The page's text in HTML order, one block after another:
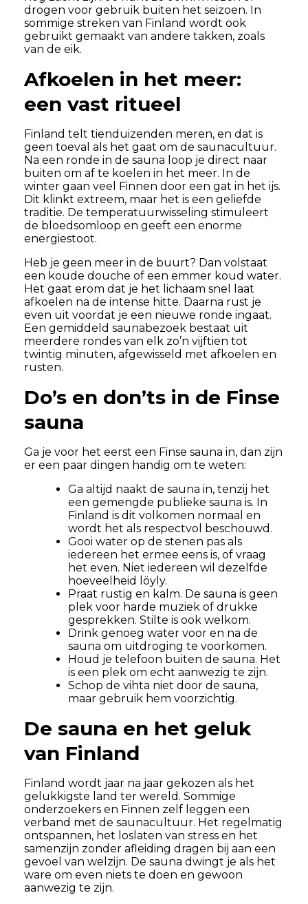
drogen voor gebruik buiten het seizoen. In
sommige streken van Finland wordt ook
gebruikt gemaakt van andere takken, zoals
van de eik.
Afkoelen in het meer:
een vast ritueel
Finland telt tienduizenden meren, en dat is
geen toeval als het gaat om de saunacultuur.
Na een ronde in de sauna loop je direct naar
buiten om af te koelen in het meer. In de
winter gaan veel Finnen door een gat in het ijs.
Dit klinkt extreem, maar het is een geliefde
traditie. De temperatuurwisseling stimuleert
de bloedsomloop en geeft een enorme
energiestoot.
Heb je geen meer in de buurt? Dan volstaat
een koude douche of een emmer koud water.
Het gaat erom dat je het lichaam snel laat
afkoelen na de intense hitte. Daarna rust je
even uit voordat je een nieuwe ronde ingaat.
Een gemiddeld saunabezoek bestaat uit
meerdere rondes van elk zo’n vijftien tot
twintig minuten, afgewisseld met afkoelen en
rusten.
Do’s en don’ts in de Finse
sauna
Ga je voor het eerst een Finse sauna in, dan zijn
er een paar dingen handig om te weten:
Ga altijd naakt de sauna in, tenzij het
een gemengde publieke sauna is. In
Finland is dit volkomen normaal en
wordt het als respectvol beschouwd.
Gooi water op de stenen pas als
iedereen het ermee eens is, of vraag
het even. Niet iedereen wil dezelfde
hoeveelheid löyly.
Praat rustig en kalm. De sauna is geen
plek voor harde muziek of drukke
gesprekken. Stilte is ook welkom.
Drink genoeg water voor en na de
sauna om uitdroging te voorkomen.
Houd je telefoon buiten de sauna. Het
is een plek om echt aanwezig te zijn.
Schop de vihta niet door de sauna,
maar gebruik hem voorzichtig.
De sauna en het geluk
van Finland
Finland wordt jaar na jaar gekozen als het
gelukkigste land ter wereld. Sommige
onderzoekers en Finnen zelf leggen een
verband met de saunacultuur. Het regelmatig
ontspannen, het loslaten van stress en het
samenzijn zonder afleiding dragen bij aan een
gevoel van welzijn. De sauna dwingt je als het
ware om even niets te doen en gewoon
aanwezig te zijn.